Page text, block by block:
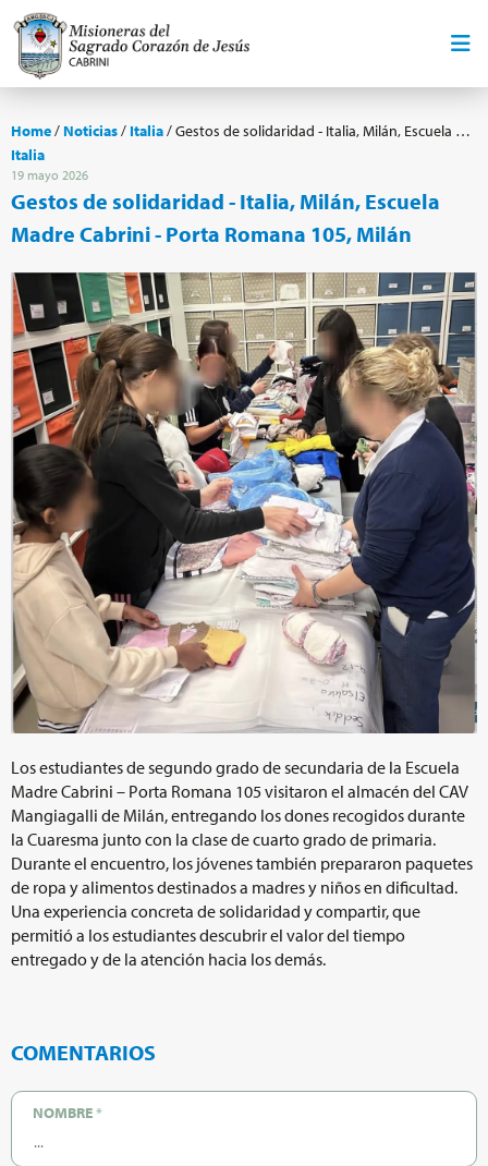
Home/ Noticias/ Italia/Gestos de solidaridad - Italia, Milán, Escuela Madre Cabrini - Porta Romana 105, Milán
Italia
19 mayo 2026
Gestos de solidaridad - Italia, Milán, Escuela
Madre Cabrini - Porta Romana 105, Milán
Los estudiantes de segundo grado de secundaria de la Escuela
Madre Cabrini – Porta Romana 105 visitaron el almacén del CAV
Mangiagalli de Milán, entregando los dones recogidos durante
la Cuaresma junto con la clase de cuarto grado de primaria.
Durante el encuentro, los jóvenes también prepararon paquetes
de ropa y alimentos destinados a madres y niños en dificultad.
Una experiencia concreta de solidaridad y compartir, que
permitió a los estudiantes descubrir el valor del tiempo
entregado y de la atención hacia los demás.
COMENTARIOS
NOMBRE*